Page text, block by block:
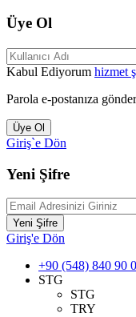
Üye Ol
Kabul Ediyorum hizmet
Parola e-postanıza
Üye Ol
Giriş`e Dön
Yeni Şifre
Yeni Şifre
Giriş'e Dön
+90 (548) 840 90
STG
STG
TRY